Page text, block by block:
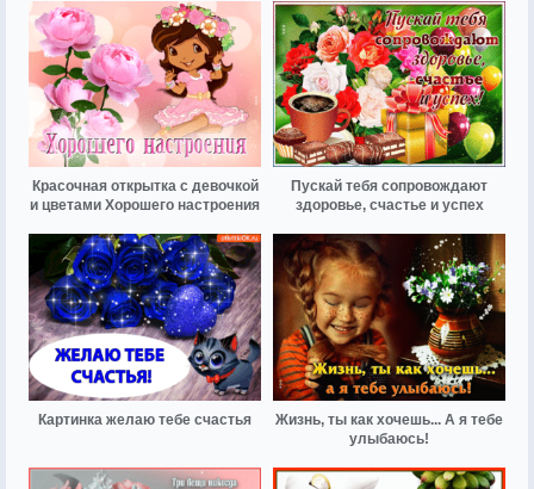
Красочная открытка с девочкой
и цветами Хорошего настроения
Пускай тебя сопровождают
здоровье, счастье и успех
Картинка желаю тебе счастья
Жизнь, ты как хочешь... А я тебе
улыбаюсь!